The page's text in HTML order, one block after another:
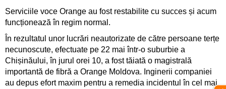
Serviciile voce Orange au fost restabilite cu succes și acum
funcționează în regim normal.
În rezultatul unor lucrări neautorizate de către persoane terțe
necunoscute, efectuate pe 22 mai într-o suburbie a
Chișinăului, în jurul orei 10, a fost tăiată o magistrală
importantă de fibră a Orange Moldova. Inginerii companiei
au depus efort maxim pentru a remedia incidentul în cel mai